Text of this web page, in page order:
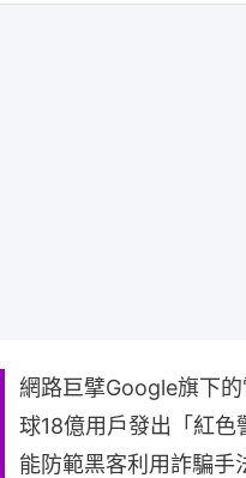
網路巨擘Google旗下
球18億用戶發出「紅
能防範黑客利用詐騙手